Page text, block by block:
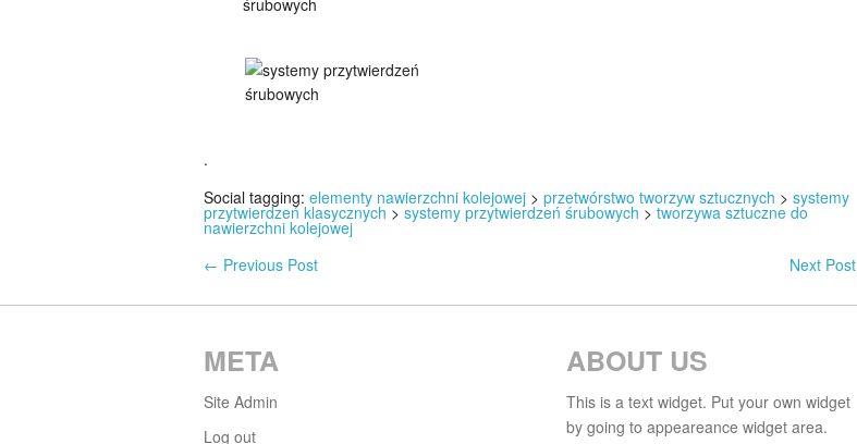
.
Social tagging: elementy nawierzchni kolejowej > przetwórstwo tworzyw sztucznych > systemy
przytwierdzeń klasycznych > systemy przytwierdzeń śrubowych > tworzywa sztuczne do
nawierzchni kolejowej
← Previous Post Next Post
META
Site Admin
Log out
ABOUT US
This is a text widget. Put your own widget
by going to appeareance widget area.